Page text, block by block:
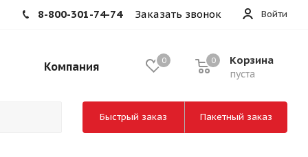
Войти
8-800-301-74-74 Заказать звонок
0 Корзина
пуста
0
Компания
Быстрый заказ Пакетный заказ